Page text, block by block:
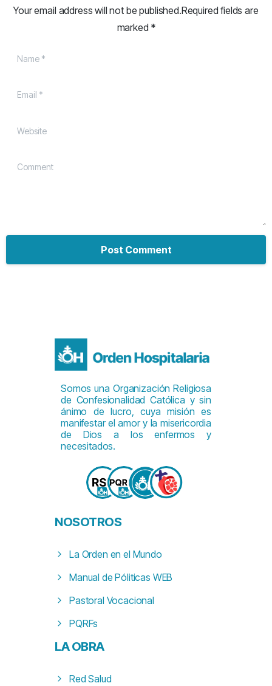
Your email address will not be published.Required fields are
marked *
Name
Email
Website
Comment
Somos una Organización Religiosa
de Confesionalidad Católica y sin
ánimo de lucro, cuya misión es
manifestar el amor y la misericordia
de Dios a los enfermos y
necesitados.
NOSOTROS
La Orden en el Mundo
Manual de Póliticas WEB
Pastoral Vocacional
PQRFs
LAOBRA
Red Salud